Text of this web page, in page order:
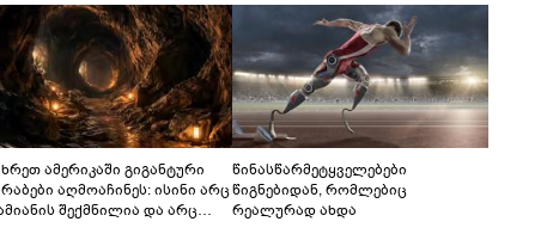
ამერიკაში გიგანტური
აღმოაჩინეს: ისინი არც
შექმნილია და არც
წინასწარმეტყველებები
წიგნებიდან, რომლებიც
რეალურად ახდა